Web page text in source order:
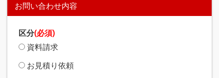
お問い合わせ内容
区分(必須)
資料請求
お見積り依頼